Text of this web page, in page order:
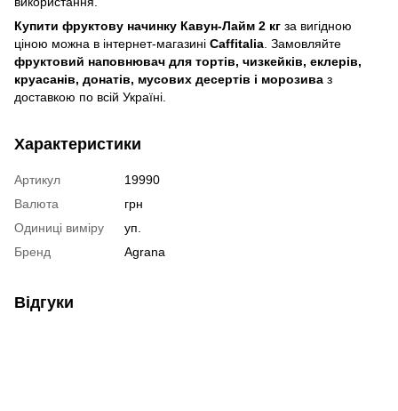
Купити фруктову начинку Кавун-Лайм 2 кг за вигідною
ціною можна в інтернет-магазині Caffitalia . Замовляйте
фруктовий наповнювач для тортів, чизкейків, еклерів,
круасанів, донатів, мусових десертів і морозива з
доставкою по всій Україні.
Характеристики
Артикул
19990
Валюта
грн
Одиниці виміру
уп.
Бренд
Agrana
Відгуки